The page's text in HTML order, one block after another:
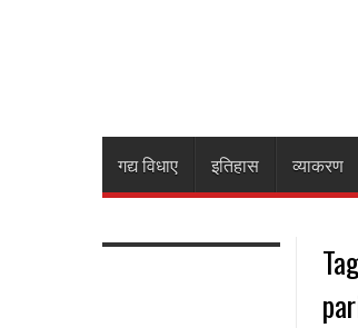
गद्य विधाए इतिहास व्याकरण